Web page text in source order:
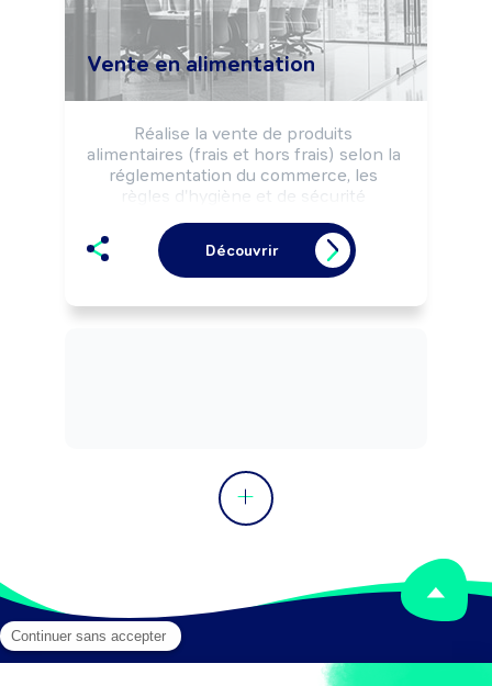
Vente en alimentation
Réalise la vente de produits
alimentaires (frais et hors frais) selon la
réglementation du commerce, les
règles d'hygiène et de sécurité
commerciaux de l'enseigne, de
l'entreprise.
Peut effectuer la préparation (cuisson,
produits frais.
Découvrir